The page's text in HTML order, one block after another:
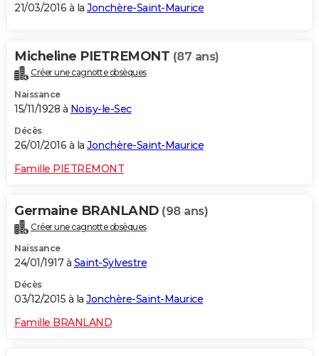
21/03/2016 à la Jonchère-Saint-Maurice
Micheline PIETREMONT (87 ans)
Créer une cagnotte obsèques
Naissance
15/11/1928 à Noisy-le-Sec
Décès
26/01/2016 à la Jonchère-Saint-Maurice
Famille PIETREMONT
Germaine BRANLAND (98 ans)
Créer une cagnotte obsèques
Naissance
24/01/1917 à Saint-Sylvestre
Décès
03/12/2015 à la Jonchère-Saint-Maurice
Famille BRANLAND